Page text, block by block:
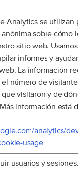
Analytics se utilizan
sobre cómo
sitio web.
informes y
La información
número de
visitaron y de
información está
analytics/
usage
usuarios y